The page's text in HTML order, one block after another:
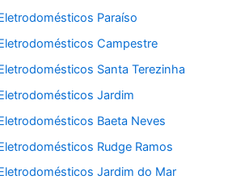
Paraíso
Campestre
Santa Terezinha
Jardim
Baeta Neves
Rudge Ramos
Jardim do Mar